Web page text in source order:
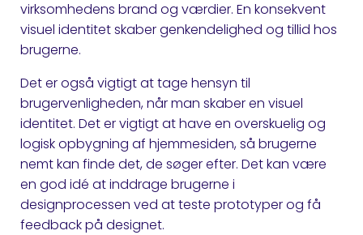
virksomhedens brand og værdier. En konsekvent
visuel identitet skaber genkendelighed og tillid hos
brugerne.
Det er også vigtigt at tage hensyn til
brugervenligheden, når man skaber en visuel
identitet. Det er vigtigt at have en overskuelig og
logisk opbygning af hjemmesiden, så brugerne
nemt kan finde det, de søger efter. Det kan være
en god idé at inddrage brugerne i
designprocessen ved at teste prototyper og få
feedback på designet.